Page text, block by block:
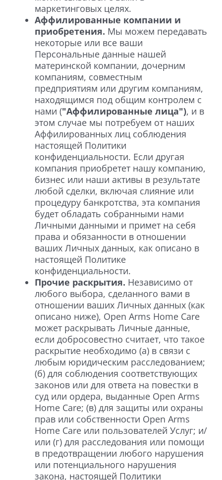
маркетинговых целях.
Аффилированные компании и
приобретения. Мы можем передавать
некоторые или все ваши
Персональные данные нашей
материнской компании, дочерним
компаниям, совместным
предприятиям или другим компаниям,
находящимся под общим контролем с
нами ("Аффилированные лица"), и в
этом случае мы потребуем от наших
Аффилированных лиц соблюдения
настоящей Политики
конфиденциальности. Если другая
компания приобретет нашу компанию,
бизнес или наши активы в результате
любой сделки, включая слияние или
процедуру банкротства, эта компания
будет обладать собранными нами
Личными данными и примет на себя
права и обязанности в отношении
ваших Личных данных, как описано в
настоящей Политике
конфиденциальности.
Прочие раскрытия. Независимо от
любого выбора, сделанного вами в
отношении ваших Личных данных (как
описано ниже), Open Arms Home Care
может раскрывать Личные данные,
если добросовестно считает, что такое
раскрытие необходимо (а) в связи с
любым юридическим расследованием;
(б) для соблюдения соответствующих
законов или для ответа на повестки в
суд или ордера, выданные Open Arms
Home Care; (в) для защиты или охраны
прав или собственности Open Arms
Home Care или пользователей Услуг; и/
или (г) для расследования или помощи
в предотвращении любого нарушения
или потенциального нарушения
закона, настоящей Политики